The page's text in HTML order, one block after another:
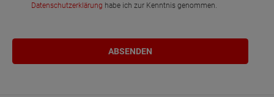
Datenschutzerklärung habe ich zur Kenntnis genommen.